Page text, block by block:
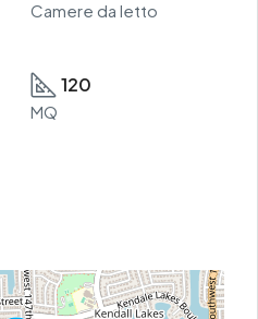
Camere da letto
120
MQ